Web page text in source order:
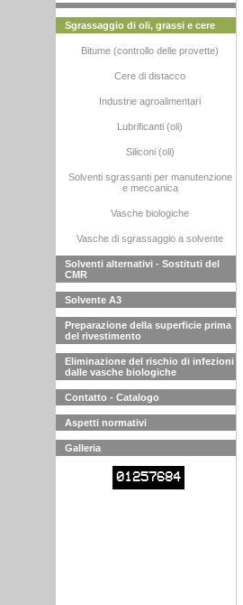
Sgrassaggio di oli, grassi e cere
Bitume (controllo delle provette)
Cere di distacco
Industrie agroalimentari
Lubrificanti (oli)
Siliconi (oli)
Solventi sgrassanti per manutenzione
e meccanica
Vasche biologiche
Vasche di sgrassaggio a solvente
Solventi alternativi - Sostituti del
CMR
Solvente A3
Preparazione della superficie prima
del rivestimento
Eliminazione del rischio di infezioni
dalle vasche biologiche
Contatto - Catalogo
Aspetti normativi
Galleria
01257684